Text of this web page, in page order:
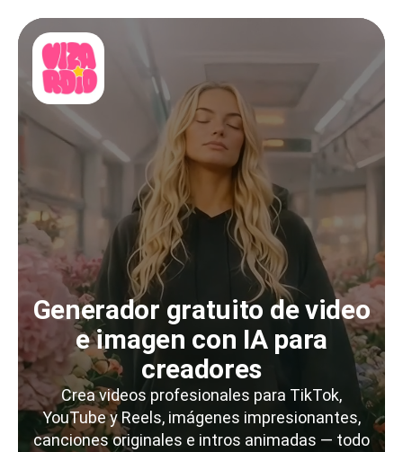
Generador gratuito de video
e imagen con IA para
creadores
Crea videos profesionales para TikTok,
YouTube y Reels, imágenes impresionantes,
canciones originales e intros animadas — todo